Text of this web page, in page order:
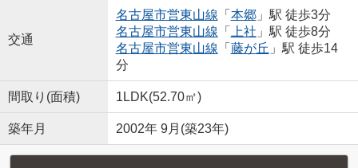
交通
名古屋市営東山線 「 本郷」駅 徒歩3分
名古屋市営東山線 「 上社 」駅 徒歩8分
名古屋市営東山線 「 藤が丘 」駅 徒歩14
分
間取り(面積) 1LDK(52.70㎡)
築年月 2002年 9月(築23年)